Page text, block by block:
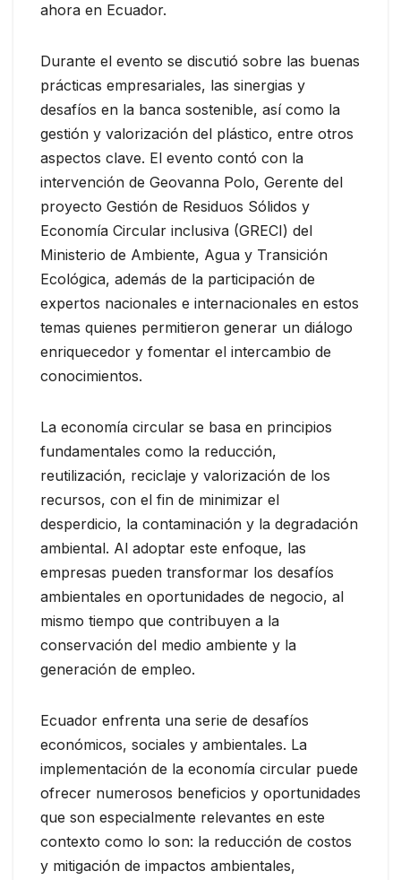
ahora en Ecuador.
Durante el evento se discutió sobre las buenas
prácticas empresariales, las sinergias y
desafíos en la banca sostenible, así como la
gestión y valorización del plástico, entre otros
aspectos clave. El evento contó con la
intervención de Geovanna Polo, Gerente del
proyecto Gestión de Residuos Sólidos y
Economía Circular inclusiva (GRECI) del
Ministerio de Ambiente, Agua y Transición
Ecológica, además de la participación de
expertos nacionales e internacionales en estos
temas quienes permitieron generar un diálogo
enriquecedor y fomentar el intercambio de
conocimientos.
La economía circular se basa en principios
fundamentales como la reducción,
reutilización, reciclaje y valorización de los
recursos, con el fin de minimizar el
desperdicio, la contaminación y la degradación
ambiental. Al adoptar este enfoque, las
empresas pueden transformar los desafíos
ambientales en oportunidades de negocio, al
mismo tiempo que contribuyen a la
conservación del medio ambiente y la
generación de empleo.
Ecuador enfrenta una serie de desafíos
económicos, sociales y ambientales. La
implementación de la economía circular puede
ofrecer numerosos beneficios y oportunidades
que son especialmente relevantes en este
contexto como lo son: la reducción de costos
y mitigación de impactos ambientales,